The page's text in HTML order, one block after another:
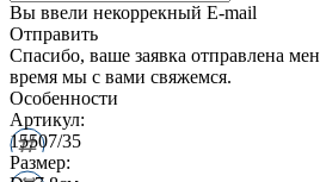
Вы ввели некоррекный E-mail
Отправить
Спасибо, ваше заявка отправлена
время мы с вами свяжемся.
Особенности
Артикул:
15507/35
Размер: